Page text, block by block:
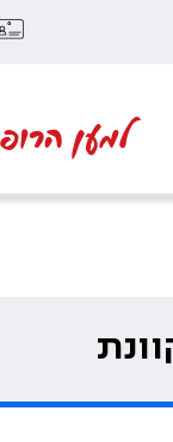
למען